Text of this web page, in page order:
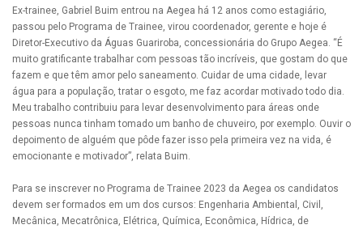
Ex-trainee, Gabriel Buim entrou na Aegea há 12 anos como estagiário,
passou pelo Programa de Trainee, virou coordenador, gerente e hoje é
Diretor-Executivo da Águas Guariroba, concessionária do Grupo Aegea. “É
muito gratificante trabalhar com pessoas tão incríveis, que gostam do que
fazem e que têm amor pelo saneamento. Cuidar de uma cidade, levar
água para a população, tratar o esgoto, me faz acordar motivado todo dia.
Meu trabalho contribuiu para levar desenvolvimento para áreas onde
pessoas nunca tinham tomado um banho de chuveiro, por exemplo. Ouvir o
depoimento de alguém que pôde fazer isso pela primeira vez na vida, é
emocionante e motivador”, relata Buim.
Para se inscrever no Programa de Trainee 2023 da Aegea os candidatos
devem ser formados em um dos cursos: Engenharia Ambiental, Civil,
Mecânica, Mecatrônica, Elétrica, Química, Econômica, Hídrica, de